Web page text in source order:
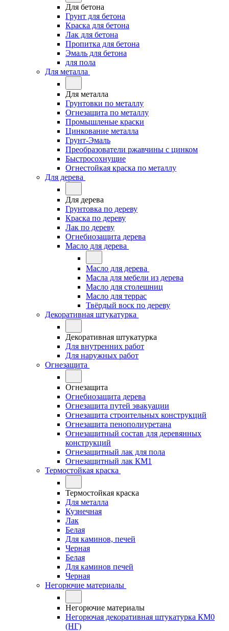
Для бетона
Грунт для бетона
Краска для бетона
Лак для бетона
Пропитка для бетона
Эмаль для бетона
для пола
Для металла
Для металла
Грунтовки по металлу
Огнезащита по металлу
Промышленые краски
Цинкование металла
Грунт-Эмаль
Преобразователи ржавчины с цинком
Быстросохнущие
Огнестойкая краска по металлу
Для дерева
Для дерева
Грунтовка по дереву
Краска по дереву
Лак по дереву
Огнебиозащита дерева
Масло для дерева
Масло для дерева
Масла для мебели из дерева
Масло для столешниц
Масло для террас
Твёрдый воск по дереву
Декоративная штукатурка
Декоративная штукатурка
Для внутренних работ
Для наружных работ
Огнезащита
Огнезащита
Огнебиозащита дерева
Огнезащита путей эвакуации
Огнезащита строительных конструкций
Огнезащита пенополиуретана
Огнезащитный состав для деревянных
конструкций
Огнезащитный лак для пола
Огнезащитный лак КМ1
Термостойкая краска
Термостойкая краска
Для металла
Кузнечная
Лак
Белая
Для каминов, печей
Черная
Белая
Для каминов печей
Черная
Негорючие материалы
Негорючие материалы
Негорючая декоративная штукатурка КМ0
(НГ)